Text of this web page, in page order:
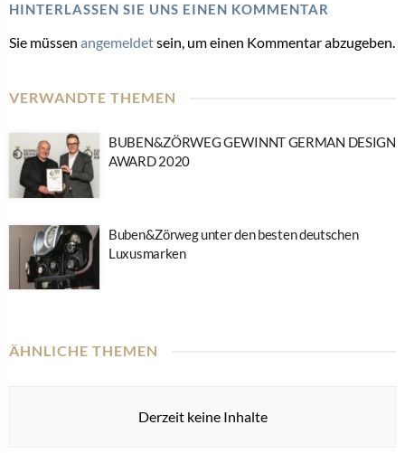
HINTERLASSEN SIE UNS EINEN KOMMENTAR
Sie müssen angemeldetsein, um einen Kommentar abzugeben.
VERWANDTE THEMEN
BUBEN&ZÖRWEG GEWINNT GERMAN DESIGN
AWARD 2020
Buben&Zörweg unter den besten deutschen
Luxusmarken
ÄHNLICHE THEMEN
Derzeit keine Inhalte